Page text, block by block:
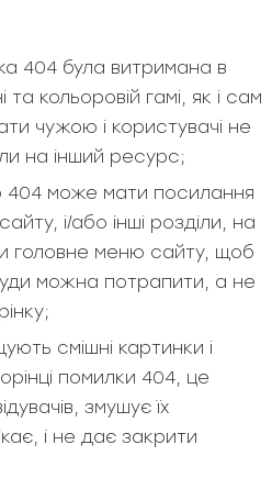
404 була витримана в
кольоровій гамі, як і сам
чужою і користувачі не
на інший ресурс;
404 може мати посилання
і/або інші розділи, на
головне меню сайту, щоб
можна потрапити, а не
смішні картинки і
помилки 404, це
змушує їх
і не дає закрити